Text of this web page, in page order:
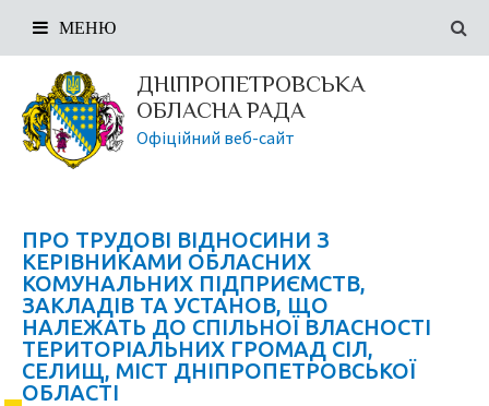
ДНІПРОПЕТРОВСЬКА
ОБЛАСНА РАДА
Офіційний веб-сайт
МЕНЮ
ПРО ТРУДОВІ ВІДНОСИНИ З
КЕРІВНИКАМИ ОБЛАСНИХ
КОМУНАЛЬНИХ ПІДПРИЄМСТВ,
ЗАКЛАДІВ ТА УСТАНОВ, ЩО
НАЛЕЖАТЬ ДО СПІЛЬНОЇ ВЛАСНОСТІ
ТЕРИТОРІАЛЬНИХ ГРОМАД СІЛ,
СЕЛИЩ, МІСТ ДНІПРОПЕТРОВСЬКОЇ
ОБЛАСТІ